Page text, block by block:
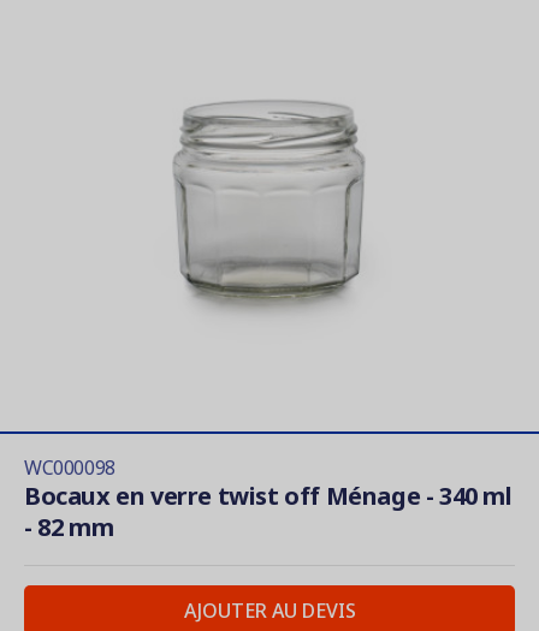
WC000098
Bocaux en verre twist off Ménage - 340 ml
- 82 mm
AJOUTER AU DEVIS